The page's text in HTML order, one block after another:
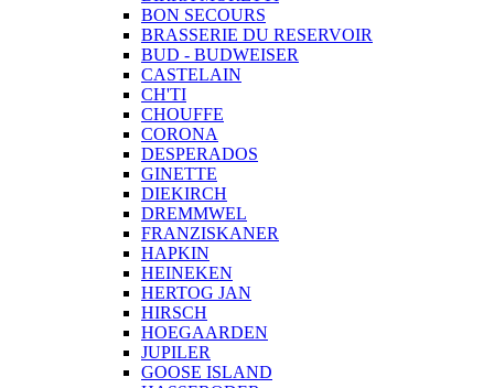
BON SECOURS
BRASSERIE DU RESERVOIR
BUD - BUDWEISER
CASTELAIN
CH'TI
CHOUFFE
CORONA
DESPERADOS
GINETTE
DIEKIRCH
DREMMWEL
FRANZISKANER
HAPKIN
HEINEKEN
HERTOG JAN
HIRSCH
HOEGAARDEN
JUPILER
GOOSE ISLAND